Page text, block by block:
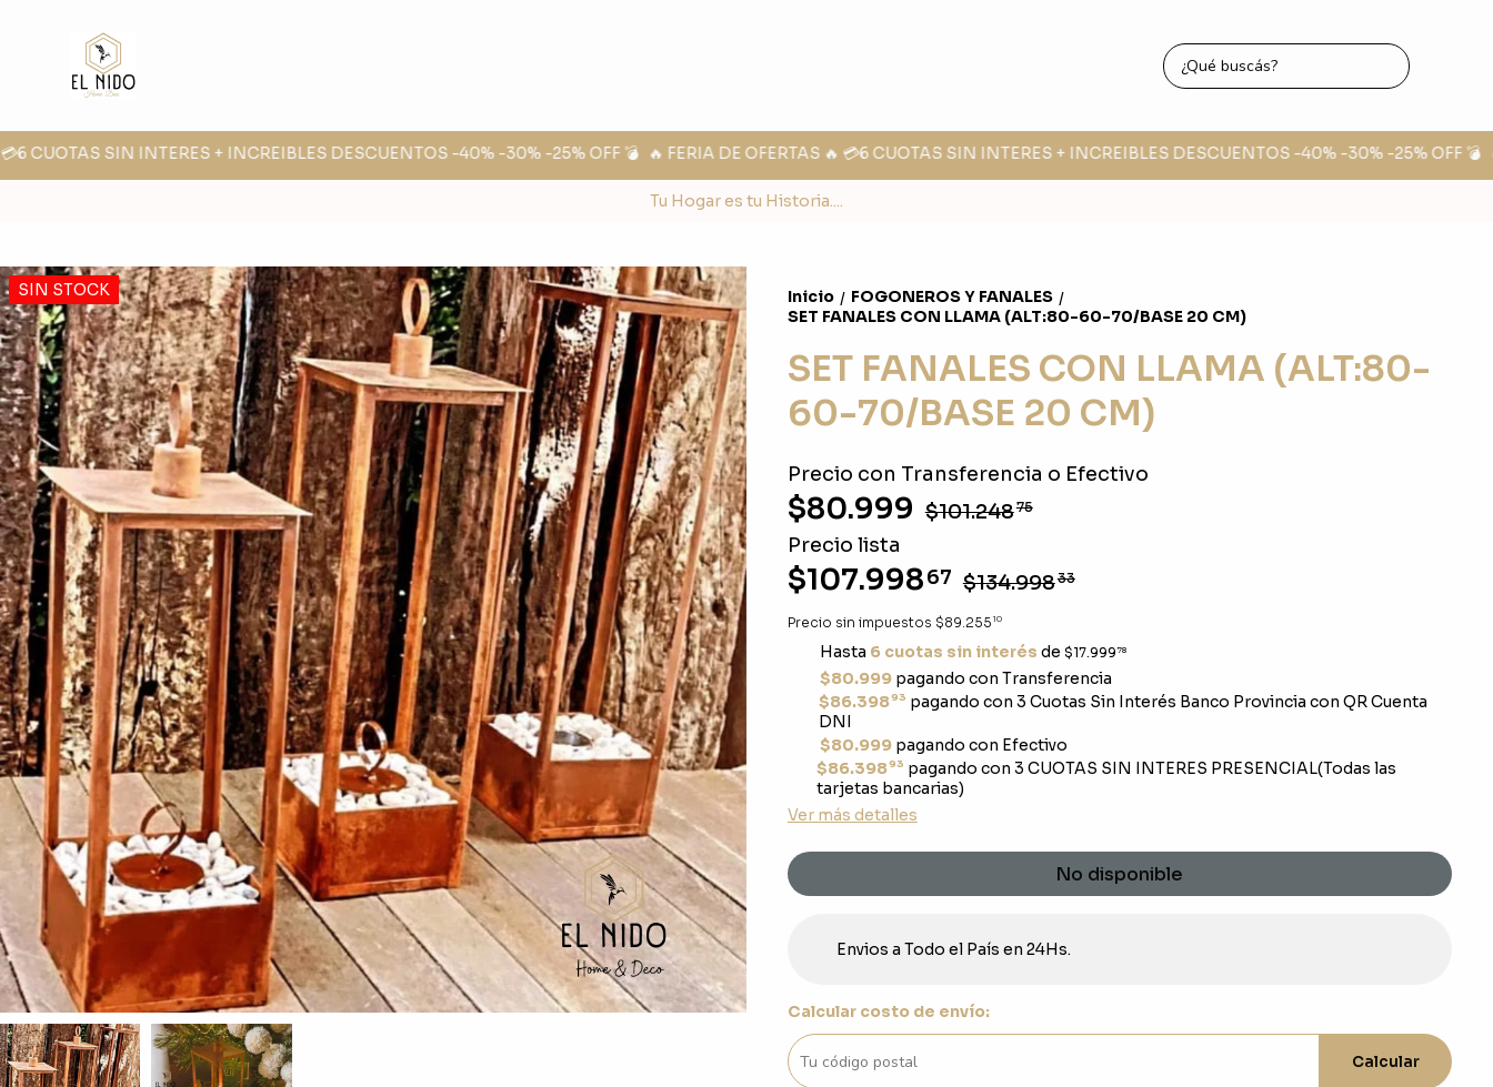
CUOTAS SIN INTERES + INCREIBLES DESCUENTOS -40% -30% -25% OFF 💣 🔥 FERIA DE OFERTAS 🔥 💳6 CUOTAS SIN INTERES + INCREIBLES DESCUENTOS -40% -30% -25% OFF 💣 🔥
Tu Hogar es tu Historia....
SIN STOCK Inicio / FOGONEROS Y FANALES /
SET FANALES CON LLAMA (ALT:80-60-70/BASE 20 CM)
SET FANALES CON LLAMA (ALT:80-
60-70/BASE 20 CM)
Precio con Transferencia o Efectivo
$80.999 $101.24875
Precio lista
$107.99867 $134.99833
Precio sin impuestos $89.255 10
Hasta 6 cuotas sin interés de $17.999 78
$80.999pagando con Transferencia
$86.39893 pagando con 3 Cuotas Sin Interés Banco Provincia con QR Cuenta
DNI
$80.999pagando con Efectivo
$86.39893 pagando con 3 CUOTAS SIN INTERES PRESENCIAL(Todas las
tarjetas bancarias)
Ver más detalles
No disponible
Envios a Todo el País en 24Hs.
Calcular costo de envío:
Calcular